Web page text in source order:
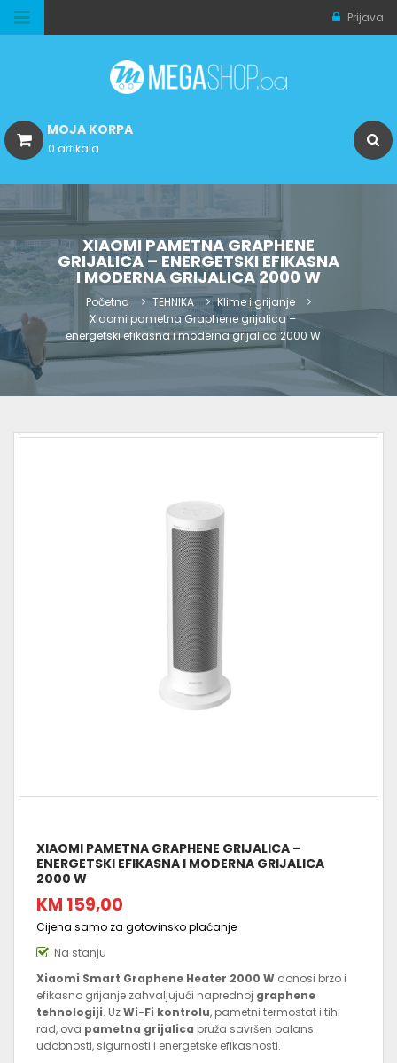
Prijava
MOJA KORPA
0 artikala
XIAOMI PAMETNA GRAPHENE
GRIJALICA – ENERGETSKI EFIKASNA
I MODERNA GRIJALICA 2000 W
Početna TEHNIKA
Klime i grijanje
Xiaomi pametna Graphene grijalica –
energetski efikasna i moderna grijalica 2000 W
XIAOMI PAMETNA GRAPHENE GRIJALICA –
ENERGETSKI EFIKASNA I MODERNA GRIJALICA
2000 W
KM 159,00
Cijena samo za gotovinsko plaćanje
Na stanju
Xiaomi Smart Graphene Heater 2000 W donosi brzo i
efikasno grijanje zahvaljujući naprednoj graphene
tehnologiji. UzWi-Fi kontrolu, pametni termostat i tihi
rad, ova pametna grijalica pruža savršen balans
udobnosti, sigurnosti i energetske efikasnosti.